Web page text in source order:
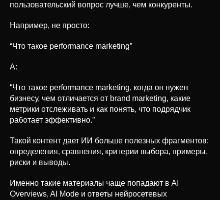
пользовательский вопрос лучше, чем конкуренты.
Например, не просто:
“Что такое performance marketing”
А:
“Что такое performance marketing, когда он нужен
бизнесу, чем отличается от brand marketing, какие
метрики отслеживать и как понять, что подрядчик
работает эффективно.”
Такой контент дает ИИ больше полезных фрагментов:
определения, сравнения, критерии выбора, примеры,
риски и выводы.
Именно такие материалы чаще попадают в AI
Overviews, AI Mode и ответы нейросетевых